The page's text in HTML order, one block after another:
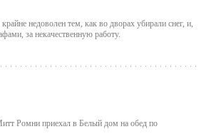
недоволен тем, как во дворах убирали снег, и,
за некачественную работу.
Ромни приехал в Белый дом на обед по